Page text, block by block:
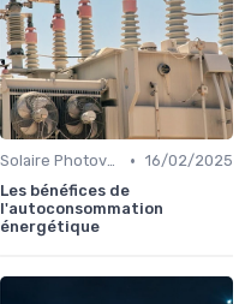
Solaire Photovoltaïque et Thermique • 16/02/2025
Les bénéfices de
l'autoconsommation
énergétique